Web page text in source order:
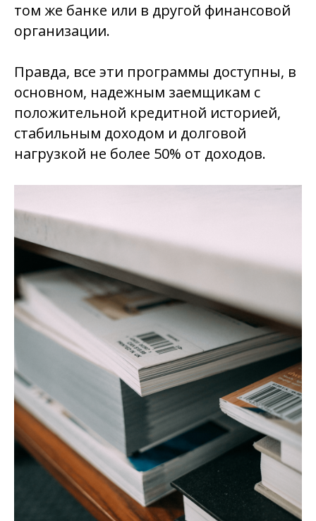
том же банке или в другой финансовой
организации.
Правда, все эти программы доступны, в
основном, надежным заемщикам с
положительной кредитной историей,
стабильным доходом и долговой
нагрузкой не более 50% от доходов.